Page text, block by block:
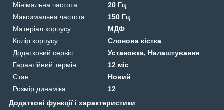
Мінімальна частота
20 Гц
Максимальна частота
150 Гц
Матеріал корпусу
МДФ
Колір корпусу
Слонова кістка
Додатковий сервіс
Установка, Налаштування
Гарантійний термін
12 міс
Стан
Новий
Розмір динаміка
12
Додаткові функції і характеристики